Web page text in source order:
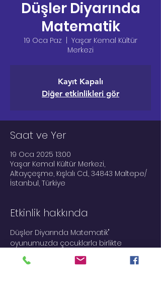
Düşler Diyarında
Matematik
19 Oca Paz
Yaşar Kemal Kültür
Merkezi
Kayıt Kapalı
Diğer etkinlikleri gör
Saat ve Yer
19 Oca 2025 13:00
Yaşar Kemal Kültür Merkezi,
Altayçeşme, Kışlalı Cd., 34843 Maltepe/
İstanbul, Türkiye
Etkinlik hakkında
Düşler Diyarında Matematik"
oyunumuzda çocuklarla birlikte
"Gelecek Bizleriz" diye haykırıyoruz!
Dünyamızın geleceğini temsil eden